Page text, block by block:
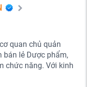
quan chủ quản
bán lẻ Dược phẩm,
chức năng. Với kinh